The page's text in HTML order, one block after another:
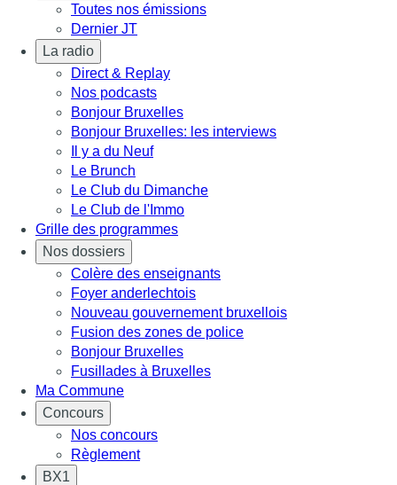
Toutes nos émissions
Dernier JT
La radio
Direct & Replay
Nos podcasts
Bonjour Bruxelles
Bonjour Bruxelles: les interviews
Il y a du Neuf
Le Brunch
Le Club du Dimanche
Le Club de l'Immo
Grille des programmes
Nos dossiers
Colère des enseignants
Foyer anderlechtois
Nouveau gouvernement bruxellois
Fusion des zones de police
Bonjour Bruxelles
Fusillades à Bruxelles
Ma Commune
Concours
Nos concours
Règlement
BX1